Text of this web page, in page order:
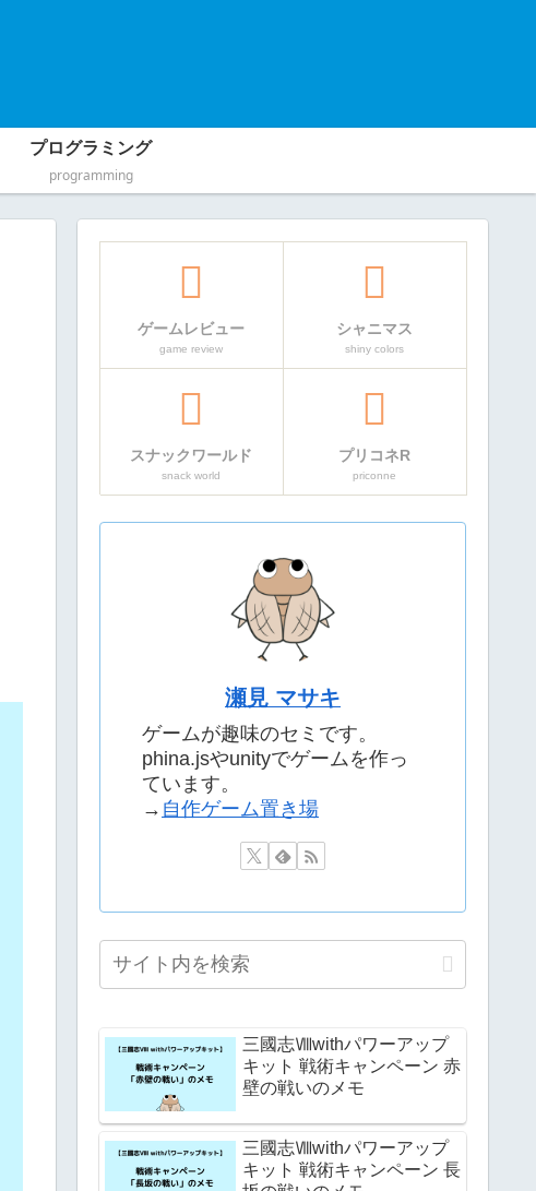
プログラミング
programming
ゲームレビュー
game review
シャニマス
shiny colors
スナックワールド
snack world
プリコネR
priconne
瀬見 マサキ
ゲームが趣味のセミです。
phina.jsやunityでゲームを作っ
ています。
→ 自作ゲーム置き場
三國志Ⅷwithパワーアップ
キット 戦術キャンペーン 赤
壁の戦いのメモ
三國志Ⅷwithパワーアップ
キット 戦術キャンペーン 長